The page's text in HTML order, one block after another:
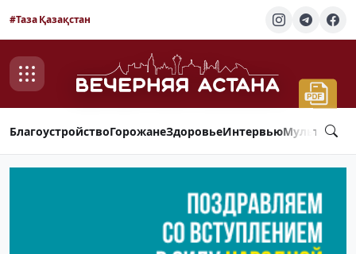
#Таза Қазақстан
БлагоустройствоГорожанеЗдоровьеИнтервью